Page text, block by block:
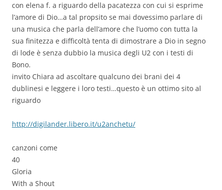
con elena f. a riguardo della pacatezza con cui si esprime
l’amore di Dio…a tal propsito se mai dovessimo parlare di
una musica che parla dell’amore che l’uomo con tutta la
sua finitezza e difficoltà tenta di dimostrare a Dio in segno
di lode è senza dubbio la musica degli U2 con i testi di
Bono.
invito Chiara ad ascoltare qualcuno dei brani dei 4
dublinesi e leggere i loro testi…questo è un ottimo sito al
riguardo
http://digilander.libero.it/u2anchetu/
canzoni come
40
Gloria
With a Shout